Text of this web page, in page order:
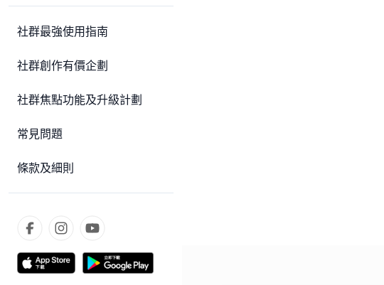
社群最強使用指南
社群創作有價企劃
社群焦點功能及升級計劃
常見問題
條款及細則